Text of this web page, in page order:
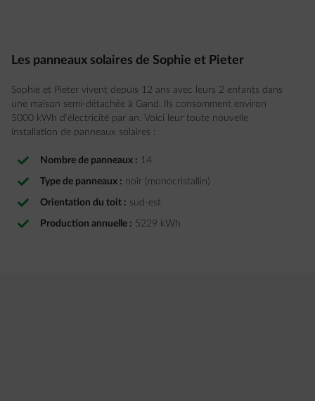
Les panneaux solaires de Sophie et Pieter
Sophie et Pieter vivent depuis 12 ans avec leurs 2 enfants dans
une maison semi-détachée à Gand. Ils consomment environ
5000 kWh d'électricité par an. Voici leur toute nouvelle
installation de panneaux solaires :
Nombre de panneaux : 14
Type de panneaux : noir ( monocristallin)
Orientation du toit : sud-est
Production annuelle : 5229 kWh